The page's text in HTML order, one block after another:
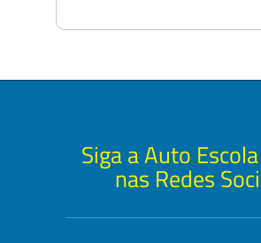
Siga a Auto
nas Redes